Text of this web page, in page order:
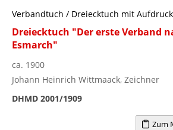
Verbandtuch / Dreiecktuch mit Aufdruck
Dreiecktuch "Der erste Verband
Esmarch"
ca. 1900
Johann Heinrich Wittmaack, Zeichner
DHMD 2001/1909
Zum